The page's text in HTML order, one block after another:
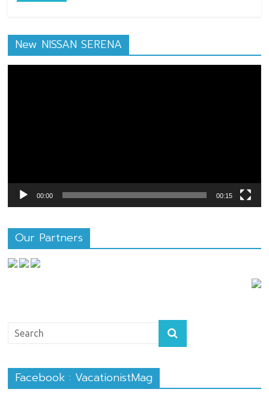
New NISSAN SERENA
00:00 00:15
Our Partners
Facebook : VacationistMag